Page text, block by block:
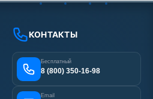
КОНТАКТЫ
Бесплатный
8 (800) 350-16-98
Email